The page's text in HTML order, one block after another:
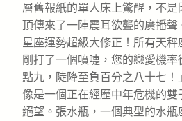
層舊報紙的單人床上驚醒，不
頂傳來了一陣震耳欲聾的廣播聲
星座運勢超級大修正！所有天秤
剛打了一個噴嚏，您的戀愛機
點九，陡降至負百分之八十七
像是一個正在經歷中年危機的
絕望。張水瓶，一個典型的水